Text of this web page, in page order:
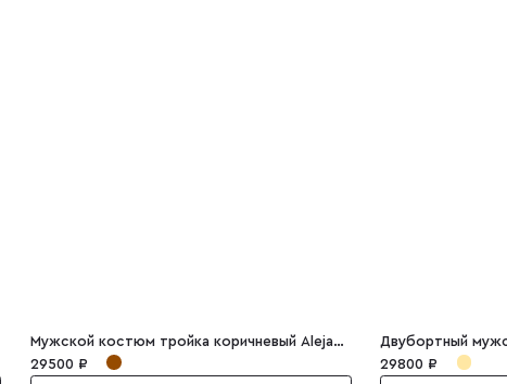
Мужской костюм тройка коричневый Alejandro
29500 ₽
29800 ₽